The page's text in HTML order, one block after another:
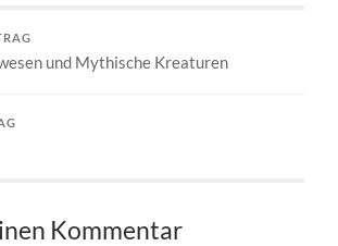
und Mythische Kreaturen
Kommentar